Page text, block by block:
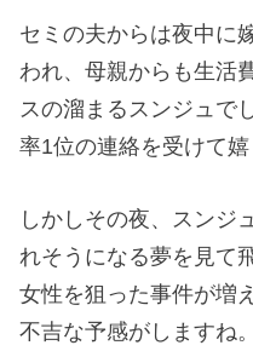
セミの夫からは夜中に
われ、母親からも生活
スの溜まるスンジュで
率1位の連絡を受けて嬉
しかしその夜、スンジ
れそうになる夢を見て
女性を狙った事件が増
不吉な予感がしますね。